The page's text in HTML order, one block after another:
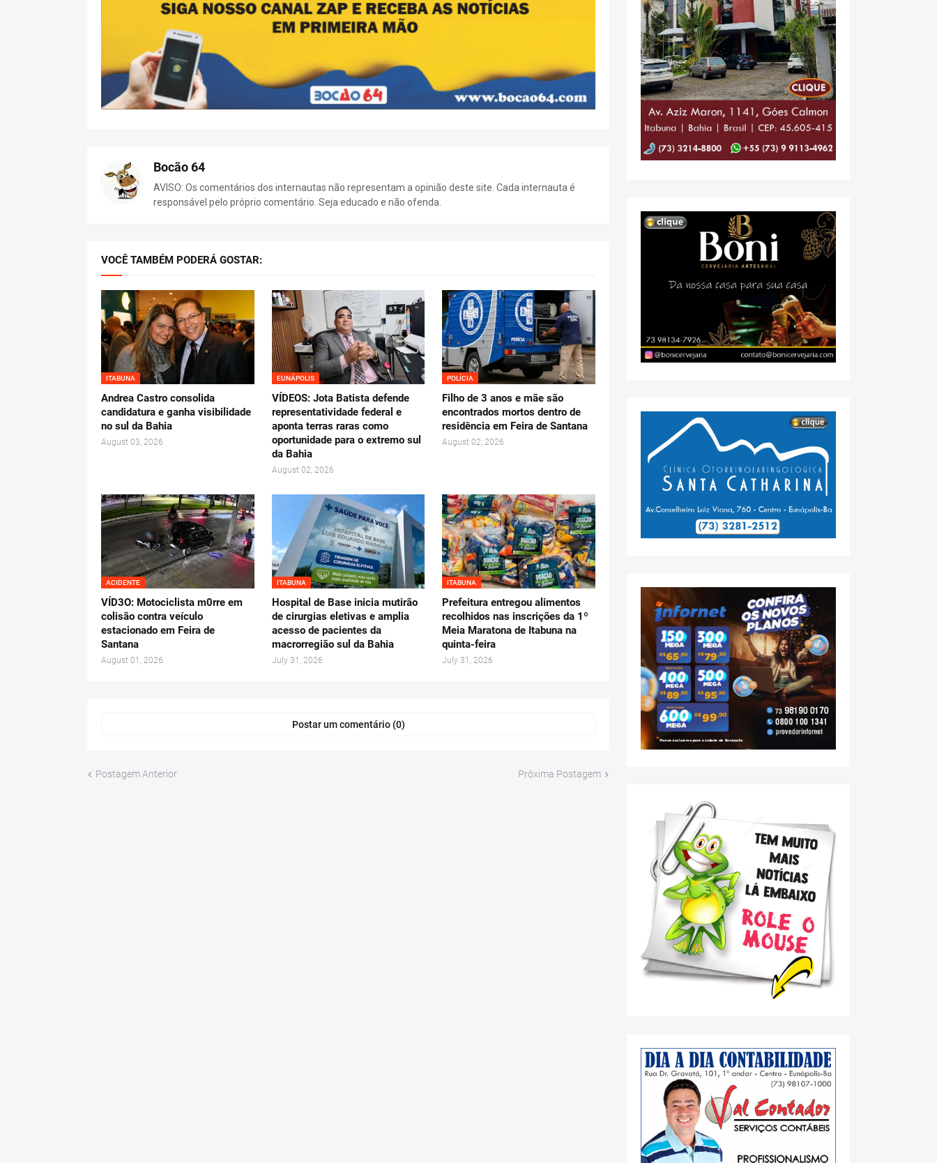
Bocão 64
AVISO: Os comentários dos internautas não representam a opinião deste site. Cada internauta é
responsável pelo próprio comentário. Seja educado e não ofenda.
VOCÊ TAMBÉM PODERÁ GOSTAR:
ITABUNA
Andrea Castro consolida
candidatura e ganha visibilidade
no sul da Bahia
August 03, 2026
EUNÁPOLIS
VÍDEOS: Jota Batista defende
representatividade federal e
aponta terras raras como
oportunidade para o extremo sul
da Bahia
August 02, 2026
POLÍCIA
Filho de 3 anos e mãe são
encontrados mortos dentro de
residência em Feira de Santana
August 02, 2026
ACIDENTE
VÍD3O: Motociclista m0rre em
colisão contra veículo
estacionado em Feira de
Santana
August 01, 2026
ITABUNA
Hospital de Base inicia mutirão
de cirurgias eletivas e amplia
acesso de pacientes da
macrorregião sul da Bahia
July 31, 2026
ITABUNA
Prefeitura entregou alimentos
recolhidos nas inscrições da 1º
Meia Maratona de Itabuna na
quinta-feira
July 31, 2026
Postar um comentário (0)
Postagem Anterior Próxima Postagem